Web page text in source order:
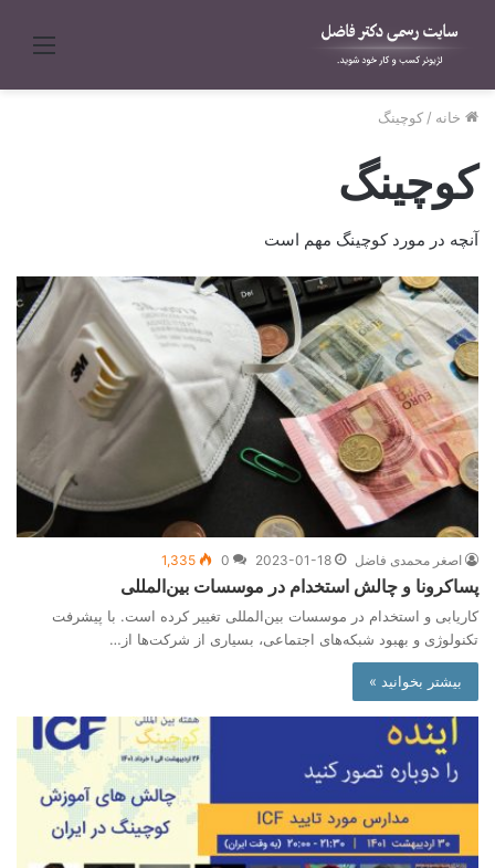
منو
خانه / کوچینگ
کوچینگ
آنچه در مورد کوچینگ مهم است
اصغر محمدی فاضل 2023-01-18
0
1,335
پساکرونا و چالش استخدام در موسسات بین‌المللی
کاریابی و استخدام در موسسات بین‌المللی تغییر کرده است. با پیشرفت
تکنولوژی و بهبود شبکه‌های اجتماعی، بسیاری از شرکت‌ها از…
بیشتر بخوانید »